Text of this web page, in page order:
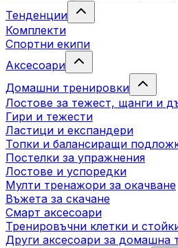
Тенденции
Комплекти
Спортни екипи
Аксесоари
Домашни тренировки
Лостове за тежест, щанги и
Гири и тежести
Ластици и експандери
Топки и балансиращи
Постелки за упражнения
Лостове и успоредки
Мулти тренажори за окачване
Въжета за скачане
Смарт аксесоари
Тренировъчни клетки и
Други аксесоари за домашна